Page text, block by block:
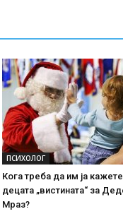
ПСИХОЛОГ
Кога треба да им ја
децата „вистината“ за
Мраз?